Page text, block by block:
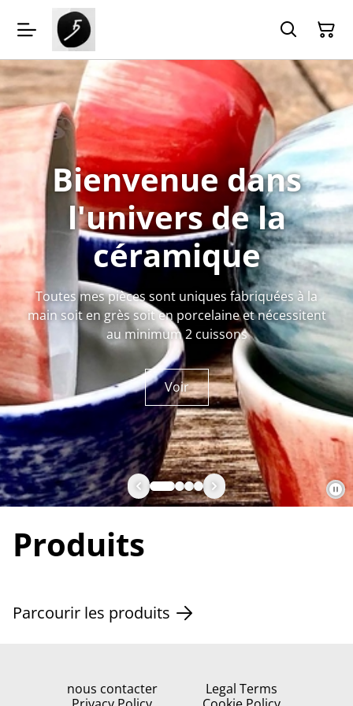
Bienvenue dans
l'univers de la
céramique
Toutes mes pièces sont uniques fabriquées à la
main soit en grès soit en porcelaine et nécessitent
au minimum 2 cuissons
Voir
Produits
Parcourir les produits
nous contacter
Legal Terms